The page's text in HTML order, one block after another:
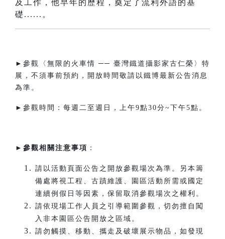
及工作，他早年的歷程，奠定了流利外語的基
礎......。
►參觀〈無限的火車情 ── 臺灣鐵道攝影家古仁榮〉特
展，不須事前預約，開放時間敬請以鐵博最新公告消息
為準。
►參觀時間：每週二至週日，上午9點30分~下午5點。​
► 參觀相關注意事項 ：
請以活動頁面公告之開放參觀場次為準。另本籌
備處將視工程、古蹟維護、園區活動所需或國定
連續例假日等因素，保留取消參觀場次之權利。
請依現場工作人員之引導範圍參觀，切勿擅自闖
入非本園區公告開放之區域。
請勿觸摸、移動、攜走及破壞展示物品，如發現